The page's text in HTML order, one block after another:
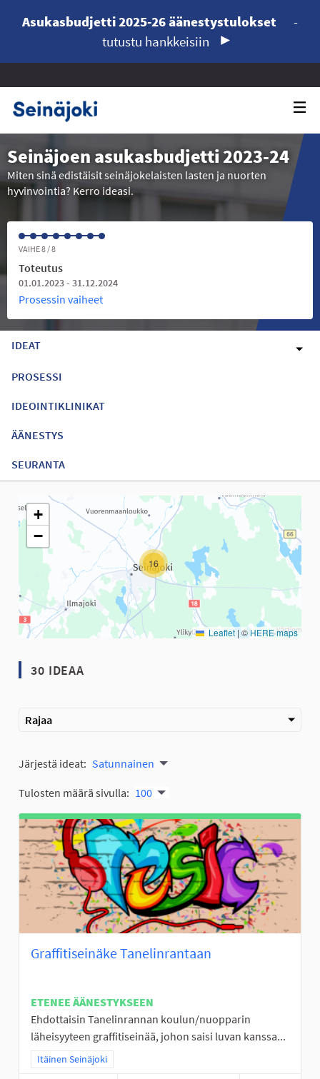
Asukasbudjetti 2025-26 äänestystulokset
-
tutustu hankkeisiin
Seinäjoen asukasbudjetti 2023-24
Miten sinä edistäisit seinäjokelaisten lasten ja nuorten
hyvinvointia? Kerro ideasi.
VAIHE 8 / 8
Toteutus
01.01.2023 - 31.12.2024
Prosessin vaiheet
IDEAT
PROSESSI
IDEOINTIKLINIKAT
ÄÄNESTYS
SEURANTA
Seuraavassa elementissä on kartta, joka esittää tämän sivun
16
+
−
Leaflet | ©HERE maps
30 IDEAA
Rajaa
Järjestä ideat: Satunnainen
Tulosten määrä sivulla: 100
Graffitiseinäke Tanelinrantaan
ETENEE ÄÄNESTYKSEEN
Ehdottaisin Tanelinrannan koulun/nuopparin
läheisyyteen graffitiseinää, johon saisi luvan kanssa...
Rajaa tulokset teeman mukaan: Itäinen Seinäjoki
Itäinen Seinäjoki